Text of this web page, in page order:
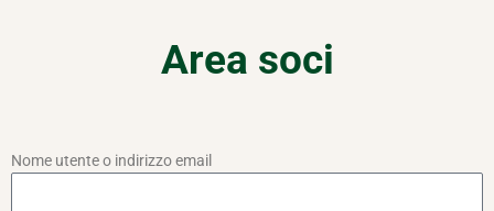
Area soci
Nome utente o indirizzo email